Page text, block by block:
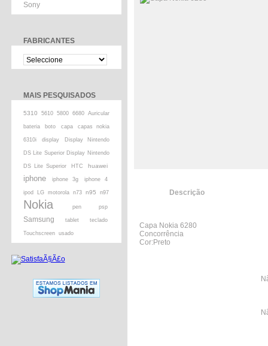
Sony
FABRICANTES
MAIS PESQUISADOS
5310 5610 5800 6680 Auricular
bateria boto capa capas nokia
6310i display Display Nintendo
DS Lite Superior Display Nintendo
DS Lite Superior HTC huawei
iphone iphone 3g iphone 4
ipod LG motorola n73 n95 n97
Nokia pen psp
Samsung tablet teclado
Touchscreen usado
Descrição
Capa Nokia 6280
Concorrência
Cor:Preto